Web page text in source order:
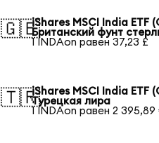
🇬🇧iShares MSCI India ETF
Британский фунт
1 INDAon равен 37,23 £
🇹🇷iShares MSCI India ETF
Турецкая лира
1 INDAon равен 2 395,89